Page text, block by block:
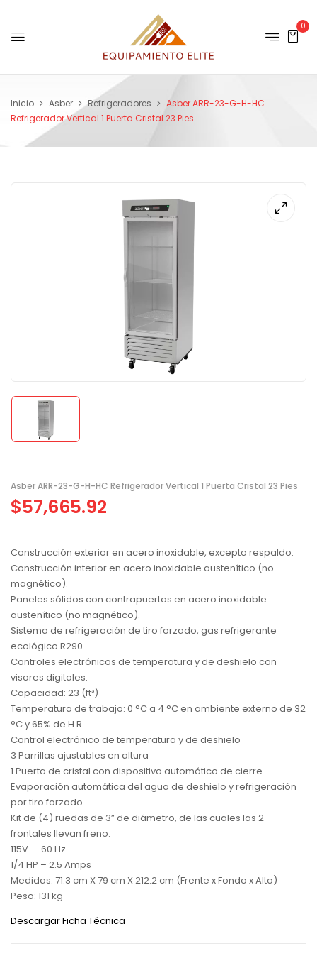
0
Inicio Asber Refrigeradores
Asber ARR-23-G-H-HC
Refrigerador Vertical 1 Puerta Cristal 23 Pies
Asber ARR-23-G-H-HC Refrigerador Vertical 1 Puerta Cristal 23 Pies
$57,665.92
Construcción exterior en acero inoxidable, excepto respaldo.
Construcción interior en acero inoxidable austenítico (no
magnético).
Paneles sólidos con contrapuertas en acero inoxidable
austenítico (no magnético).
Sistema de refrigeración de tiro forzado, gas refrigerante
ecológico R290.
Controles electrónicos de temperatura y de deshielo con
visores digitales.
Capacidad: 23 (ft³)
Temperatura de trabajo: 0 °C a 4 °C en ambiente externo de 32
°C y 65% de H.R.
Control electrónico de temperatura y de deshielo
3 Parrillas ajustables en altura
1 Puerta de cristal con dispositivo automático de cierre.
Evaporación automática del agua de deshielo y refrigeración
por tiro forzado.
Kit de (4) ruedas de 3” de diámetro, de las cuales las 2
frontales llevan freno.
115V. – 60 Hz.
1/4 HP – 2.5 Amps
Medidas: 71.3 cm X 79 cm X 212.2 cm (Frente x Fondo x Alto)
Peso: 131 kg
Descargar Ficha Técnica